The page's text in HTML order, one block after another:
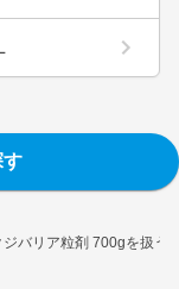
バリア粒剤 700gを扱う
す